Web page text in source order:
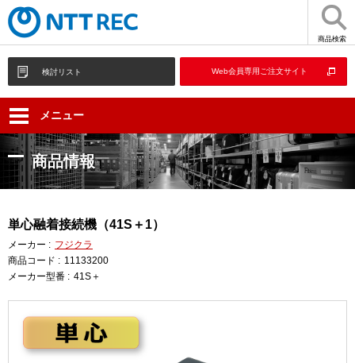
商品検索
検討リスト Web会員専用ご注文サイト
メニュー
商品情報
単心融着接続機（41S＋1）
メーカー : フジクラ
商品コード : 11133200
メーカー型番 : 41S＋